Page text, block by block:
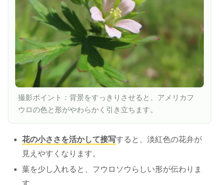
撮影ポイント：背景をすっきりさせると、アメリカフ
ウロの色と形がやわらかく引き立ちます。
花の小ささを活かして接写すると、淡紅色の花弁が
見えやすくなります。
葉を少し入れると、フウロソウらしい形が伝わりま
す。